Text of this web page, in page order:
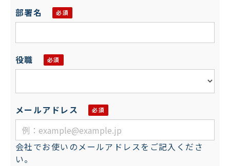
部署名
役職
メールアドレス
会社でお使いのメールアドレスをご記入くださ
い。